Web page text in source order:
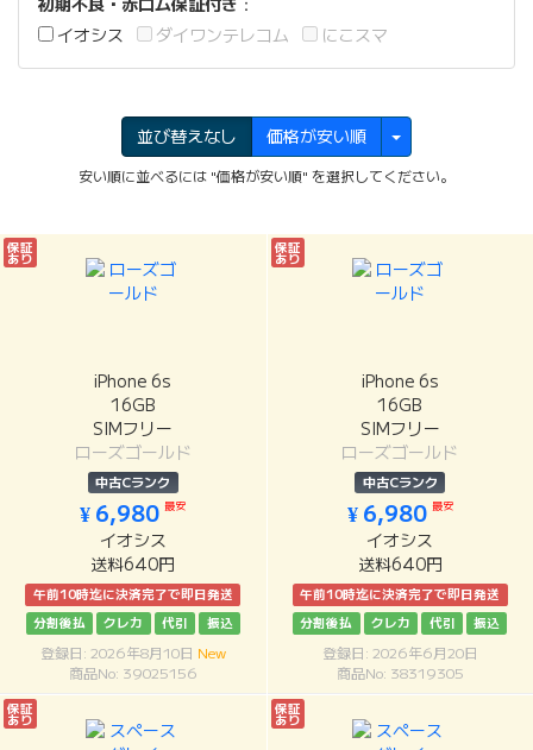
初期不良・赤ロム保証付き ：
イオシス
ダイワンテレコム にこスマ
並び替えなし 価格が安い順
安い順に並べるには "価格が安い順" を選択してください。
保証
あり
iPhone 6s
16GB
SIMフリー
ローズゴールド
中古Cランク
¥ 6,980最安
イオシス
送料640円
午前10時迄に決済完了で即日発送
分割後払
クレカ 代引 振込
登録日: 2026年8月10日 New
商品No: 39025156
保証
あり
iPhone 6s
16GB
SIMフリー
ローズゴールド
中古Cランク
¥ 6,980 最安
イオシス
送料640円
午前10時迄に決済完了で即日発送
分割後払
クレカ 代引 振込
登録日: 2026年6月20日
商品No: 38319305
保証
あり
保証
あり